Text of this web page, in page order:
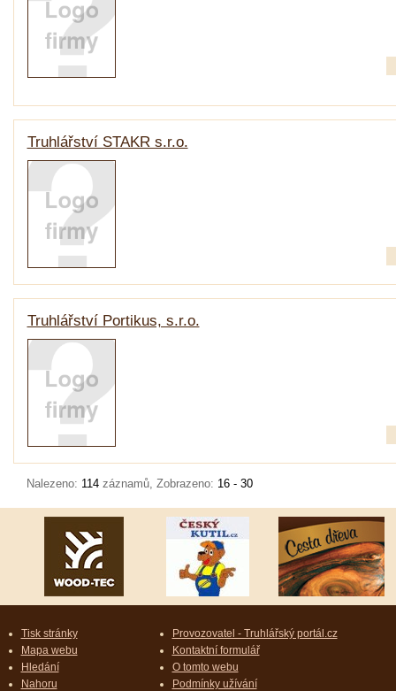
Truhlářství STAKR s.r.o.
Truhlářství Portikus, s.r.o.
Nalezeno: 114 záznamů, Zobrazeno: 16 - 30
Tisk stránky
Mapa webu
Hledání
Nahoru
Provozovatel - Truhlářský portál.cz
Kontaktní formulář
O tomto webu
Podmínky užívání